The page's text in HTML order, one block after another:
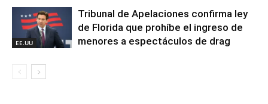
EE.UU
Tribunal de Apelaciones confirma ley
de Florida que prohíbe el ingreso de
menores a espectáculos de drag